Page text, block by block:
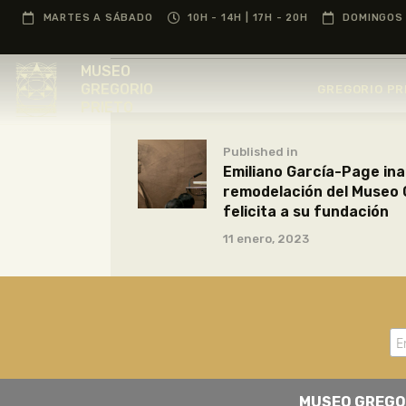
MARTES A SÁBADO 10H - 14H | 17H - 20H
MUSEO
Published in
Emiliano García-Page
remodelación del
felicita a su fundación
11 enero, 2023
MUSEO